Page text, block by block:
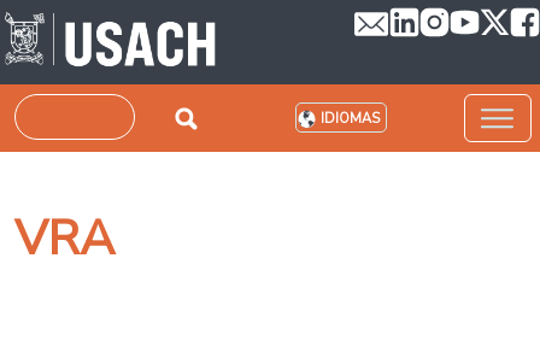
Pasar al contenido principal
Buscar IDIOMAS
VRA